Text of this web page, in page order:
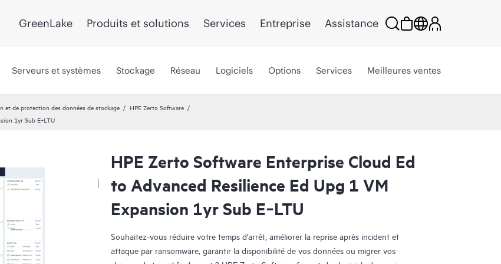
GreenLake Produits et solutions Services Entreprise Assistance
Serveurs et systèmes Stockage Réseau Logiciels Options Services Meilleures ventes
et de protection des données de stockage
HPE Zerto Software
1yr Sub E‑LTU
HPE Zerto Software Enterprise Cloud Ed
to Advanced Resilience Ed Upg 1 VM
Expansion 1yr Sub E‑LTU
Souhaitez-vous réduire votre temps d'arrêt, améliorer la reprise après incident et
attaque par ransomware, garantir la disponibilité de vos données ou migrer vos